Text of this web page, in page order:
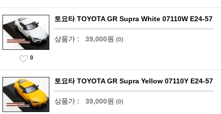
토요타 TOYOTA GR Supra White 07110W E24-57
상품가 : 39,000원 (0)
0
토요타 TOYOTA GR Supra Yellow 07110Y E24-57
상품가 : 39,000원 (0)